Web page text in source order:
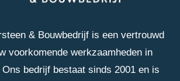
& Bouwbedrijf is een vertrouwd
voorkomende werkzaamheden in
bedrijf bestaat sinds 2001 en is